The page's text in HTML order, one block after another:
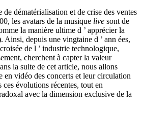
dématérialisation et de crise des ventes
les avatars de la musique live sont de
la manière ultime d ’ apprécier la
Ainsi, depuis une vingtaine d ’ ann ées,
de l ’ industrie technologique,
cherchent à capter la valeur
la suite de cet article, nous allons
en vidéo des concerts et leur circulation
ces évolutions récentes, tout en
avec la dimension exclusive de la